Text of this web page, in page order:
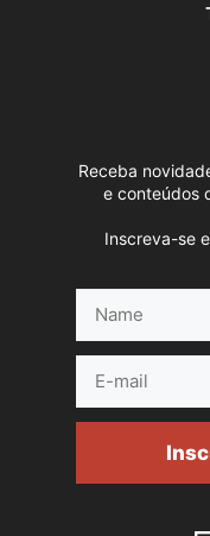
Receba
e conteúdos
Inscreva-se
mail